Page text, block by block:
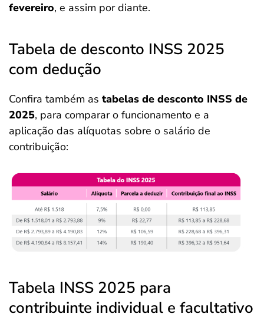
fevereiro, e assim por diante.
Tabela de desconto INSS 2025
com dedução
Confira também as tabelas de desconto INSS de
2025, para comparar o funcionamento e a
aplicação das alíquotas sobre o salário de
contribuição:
Tabela INSS 2025 para
contribuinte individual e facultativo